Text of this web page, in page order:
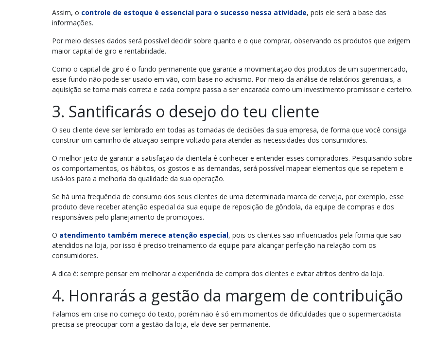
Assim, o controle de estoque é essencial para o sucesso nessa atividade, pois ele será a base das
informações.
Por meio desses dados será possível decidir sobre quanto e o que comprar, observando os produtos que exigem
maior capital de giro e rentabilidade.
Como o capital de giro é o fundo permanente que garante a movimentação dos produtos de um supermercado,
esse fundo não pode ser usado em vão, com base no achismo. Por meio da análise de relatórios gerenciais, a
aquisição se torna mais correta e cada compra passa a ser encarada como um investimento promissor e certeiro.
3. Santificarás o desejo do teu cliente
O seu cliente deve ser lembrado em todas as tomadas de decisões da sua empresa, de forma que você consiga
construir um caminho de atuação sempre voltado para atender as necessidades dos consumidores.
O melhor jeito de garantir a satisfação da clientela é conhecer e entender esses compradores. Pesquisando sobre
os comportamentos, os hábitos, os gostos e as demandas, será possível mapear elementos que se repetem e
usá-los para a melhoria da qualidade da sua operação.
Se há uma frequência de consumo dos seus clientes de uma determinada marca de cerveja, por exemplo, esse
produto deve receber atenção especial da sua equipe de reposição de gôndola, da equipe de compras e dos
responsáveis pelo planejamento de promoções.
O atendimento também merece atenção especial, pois os clientes são influenciados pela forma que são
atendidos na loja, por isso é preciso treinamento da equipe para alcançar perfeição na relação com os
consumidores.
A dica é: sempre pensar em melhorar a experiência de compra dos clientes e evitar atritos dentro da loja.
4. Honrarás a gestão da margem de contribuição
Falamos em crise no começo do texto, porém não é só em momentos de dificuldades que o supermercadista
precisa se preocupar com a gestão da loja, ela deve ser permanente.